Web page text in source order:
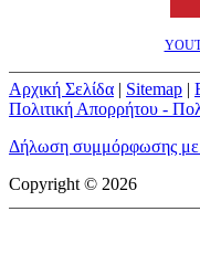
Αρχική Σελίδα | Sitemap |
Πολιτική Απορρήτου -
Δήλωση συμμόρφωσης
Copyright © 2026